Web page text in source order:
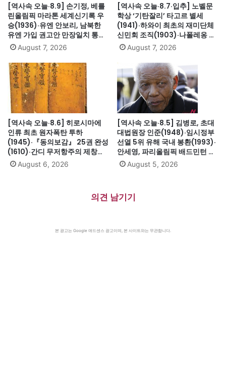
[역사속 오늘·8.9] 손기정, 베를
린올림픽 마라톤 세계신기록 우
승(1936)·유엔 안보리, 남북한
유엔 가입 권고안 만장일치 통과
(1991)·싱가포르, 말레이시아에
서 분리 독립(1965)·닉슨, 워터
게이트로 사상 첫 대통령 사임
(1974)
August 7, 2026
[역사속 오늘·8.7·입추] 노벨문
학상 ‘기탄잘리’ 타고르 별세
(1941)·하와이 최초의 재미단체
신민회 조직(1903)·나폴레옹 세
인트헬레나섬 유배(1815)·英 해
군, 스페인 무적함대 격파
(1588)·美 화성탐사로봇 큐리오
시티 화성 착륙(2012)·日, 화이
트리스트에서 한국 제외(2019)
August 7, 2026
[역사속 오늘·8.6] 히로시마에
인류 최초 원자폭탄 투하
(1945)·『동의보감』 25권 완성
(1610)·간디 무저항주의 제창
(1931)·대전엑스포 개막(1993)·
자메이카, 영국에서 독립(1962)
August 6, 2026
[역사속 오늘·8.5] 김병로, 초대
대법원장 인준(1948)·임시정부
선열 5위 유해 국내 봉환(1993)·
안세영, 파리올림픽 배드민턴 여
자단식 금메달(2024)·하시나 방
글라데시 총리 인도 망명
라 체포, 27년 옥고의 시작
August 5, 2026
의견 남기기
본 광고는 Google 애드센스 광고이며, 본 사이트와는 무관합니다.